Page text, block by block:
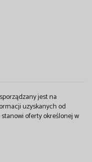
jest na
uzyskanych od
oferty określonej w